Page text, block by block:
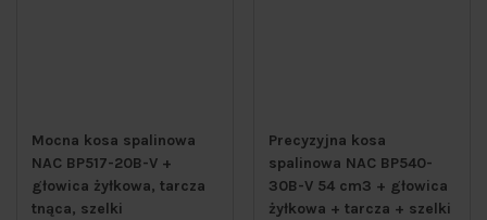
Mocna kosa spalinowa
NAC BP517-20B-V +
głowica żyłkowa, tarcza
tnąca, szelki
Precyzyjna kosa
spalinowa NAC BP540-
30B-V 54 cm3 + głowica
żyłkowa + tarcza + szelki